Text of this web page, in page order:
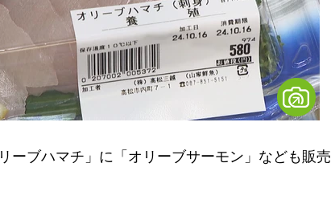
ーブハマチ」に「オリーブサーモン」なども販売